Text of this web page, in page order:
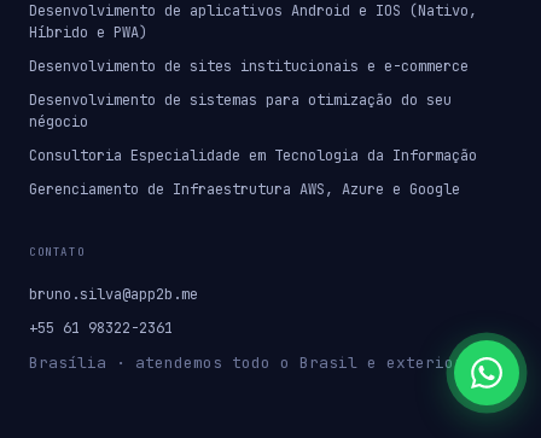
Desenvolvimento de aplicativos Android e IOS (Nativo,
Híbrido e PWA)
Desenvolvimento de sites institucionais e e-commerce
Desenvolvimento de sistemas para otimização do seu
négocio
Consultoria Especialidade em Tecnologia da Informação
Gerenciamento de Infraestrutura AWS, Azure e Google
CONTATO
bruno.silva@app2b.me
+55 61 98322-2361
Brasília · atendemos todo o Brasil e exterior